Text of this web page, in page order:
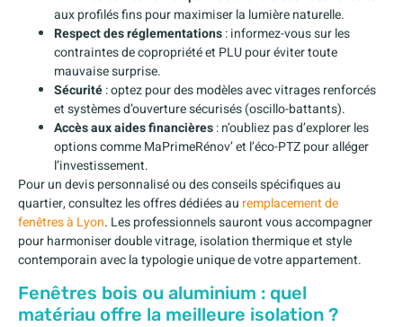
aux profilés fins pour maximiser la lumière naturelle.
Respect des réglementations: informez-vous sur les
contraintes de copropriété et PLU pour éviter toute
mauvaise surprise.
Sécurité: optez pour des modèles avec vitrages renforcés
et systèmes d’ouverture sécurisés (oscillo-battants).
Accès aux aides financières: n’oubliez pas d’explorer les
options comme MaPrimeRénov’ et l’éco-PTZ pour alléger
l’investissement.
Pour un devis personnalisé ou des conseils spécifiques au
quartier, consultez les offres dédiées au remplacement de
fenêtres à Lyon. Les professionnels sauront vous accompagner
pour harmoniser double vitrage, isolation thermique et style
contemporain avec la typologie unique de votre appartement.
Fenêtres bois ou aluminium : quel
matériau offre la meilleure isolation ?